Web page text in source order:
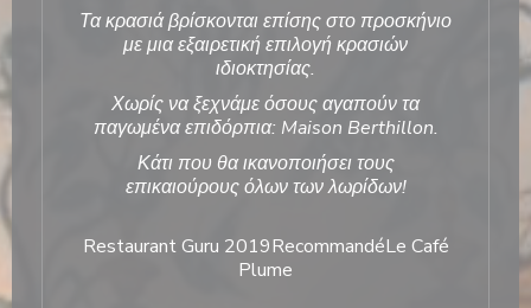
Τα κρασιά βρίσκονται επίσης στο προσκήνιο
με μια εξαιρετική επιλογή κρασιών
ιδιοκτησίας.
Χωρίς να ξεχνάμε όσους αγαπούν τα
παγωμένα επιδόρπια: Maison Berthillon.
Κάτι που θα ικανοποιήσει τους
επικαιούρους όλων των λωρίδων!
Restaurant Guru 2019RecommandéLe Café
Plume